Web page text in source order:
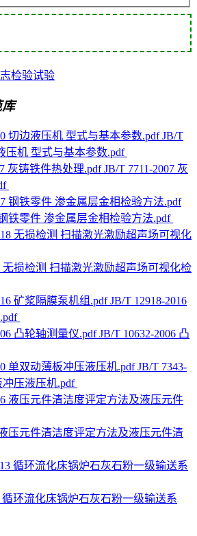
检验试验
JB/T
压机 型式与基本参数.pdf
JB/T 7711-2007 灰
铁零件 渗金属层金相检验方法.pdf
无损检测 扫描激光激励超声场可视化检
JB/T 12918-2016
JB/T 10632-2006 凸
JB/T 7343-
冲压液压机.pdf
压元件清洁度评定方法及液压元件清
循环流化床锅炉石灰石粉一级输送系